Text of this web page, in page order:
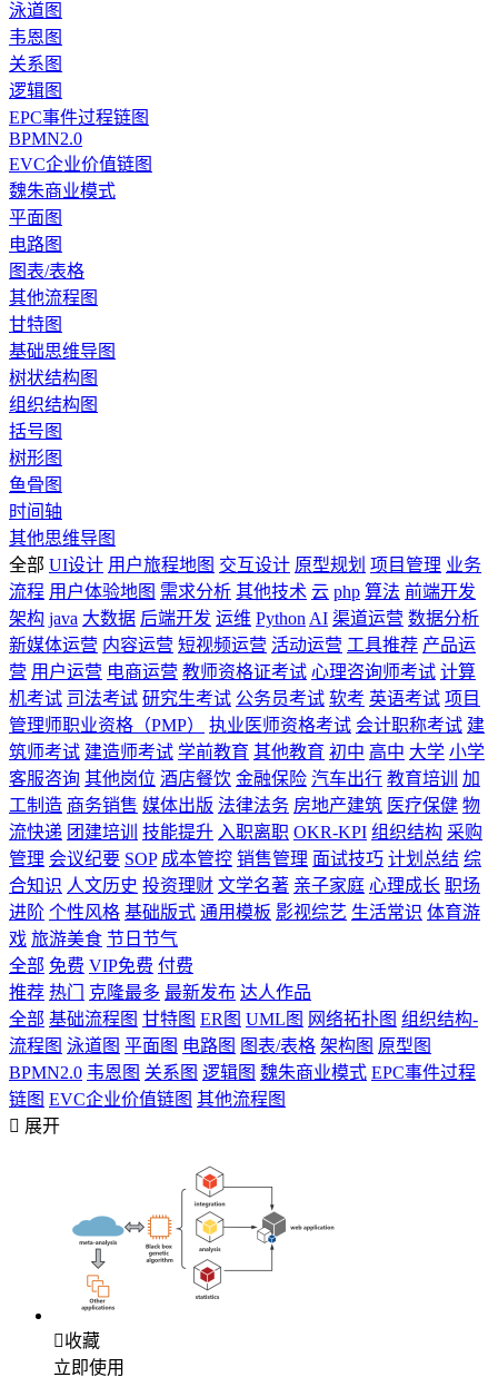
泳道图
韦恩图
关系图
逻辑图
EPC事件过程链图
BPMN2.0
EVC企业价值链图
魏朱商业模式
平面图
电路图
图表/表格
其他流程图
甘特图
基础思维导图
树状结构图
组织结构图
括号图
树形图
鱼骨图
时间轴
其他思维导图
全部 UI设计 用户旅程地图 交互设计 原型规划 项目管理 业务
流程 用户体验地图 需求分析 其他技术 云 php 算法 前端开发
架构 java 大数据 后端开发 运维 Python AI 渠道运营 数据分析
新媒体运营 内容运营 短视频运营 活动运营 工具推荐 产品运
营 用户运营 电商运营 教师资格证考试 心理咨询师考试 计算
机考试 司法考试 研究生考试 公务员考试 软考 英语考试 项目
管理师职业资格（PMP）
执业医师资格考试 会计职称考试 建
筑师考试 建造师考试 学前教育 其他教育 初中 高中 大学 小学
客服咨询 其他岗位 酒店餐饮 金融保险 汽车出行 教育培训
加
工制造 商务销售 媒体出版 法律法务 房地产建筑 医疗保健 物
流快递 团建培训 技能提升 入职离职 OKR-KPI 组织结构 采购
管理 会议纪要 SOP 成本管控 销售管理 面试技巧 计划总结 综
合知识 人文历史 投资理财 文学名著 亲子家庭 心理成长 职场
进阶 个性风格 基础版式 通用模板 影视综艺 生活常识 体育游
戏 旅游美食 节日节气
全部 免费 VIP免费 付费
推荐 热门 克隆最多 最新发布 达人作品
全部 基础流程图 甘特图 ER图 UML图 网络拓扑图 组织结构-
流程图 泳道图 平面图 电路图 图表/表格 架构图 原型图
BPMN2.0 韦恩图 关系图 逻辑图 魏朱商业模式 EPC事件过程
链图 EVC企业价值链图 其他流程图
 展开
收藏
立即使用